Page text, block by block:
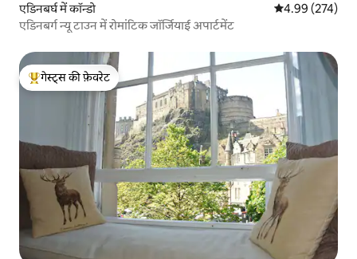
एडिनबर्घ में कॉन्डो औसत रेटिंग 5 में से
4.99 (274)
एडिनबर्ग न्यू टाउन में रोमांटिक जॉर्जियाई अपार्टमेंट
गेस्ट्स का टॉप फ़ेवरेट
गेस्ट्स की फ़ेवरेट